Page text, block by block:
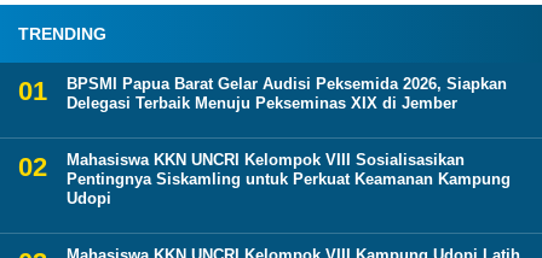
TRENDING
BPSMI Papua Barat Gelar Audisi Peksemida 2026, Siapkan
Delegasi Terbaik Menuju Pekseminas XIX di Jember
Mahasiswa KKN UNCRI Kelompok VIII Sosialisasikan
Pentingnya Siskamling untuk Perkuat Keamanan Kampung
Udopi